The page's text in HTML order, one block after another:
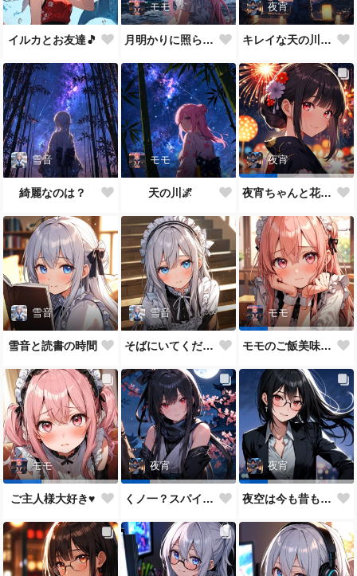
イルカとお友達🎵
モモ
月明かりに照らされて🎵
夜宵
キレイな天の川が一面に…
雪音
綺麗なのは？
モモ
天の川🌌
夜宵
夜宵ちゃんと花火大会
雪音
雪音と読書の時間
雪音
そばにいてください♥
モモ
モモのご飯美味しい？
モモ
ご主人様大好き♥
夜宵
くノ一？スパイ？どっちがいいかな？
夜宵
夜空は今も昔も変わらないね♥